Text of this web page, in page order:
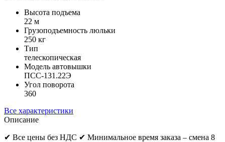
Высота подъема
22 м
Грузоподъемность люльки
250 кг
Тип
телескопическая
Модель автовышки
ПСС-131.22Э
Угол поворота
360
Все характеристики
Описание
✔ Все цены без НДС ✔ Минимальное время заказа – смена 8